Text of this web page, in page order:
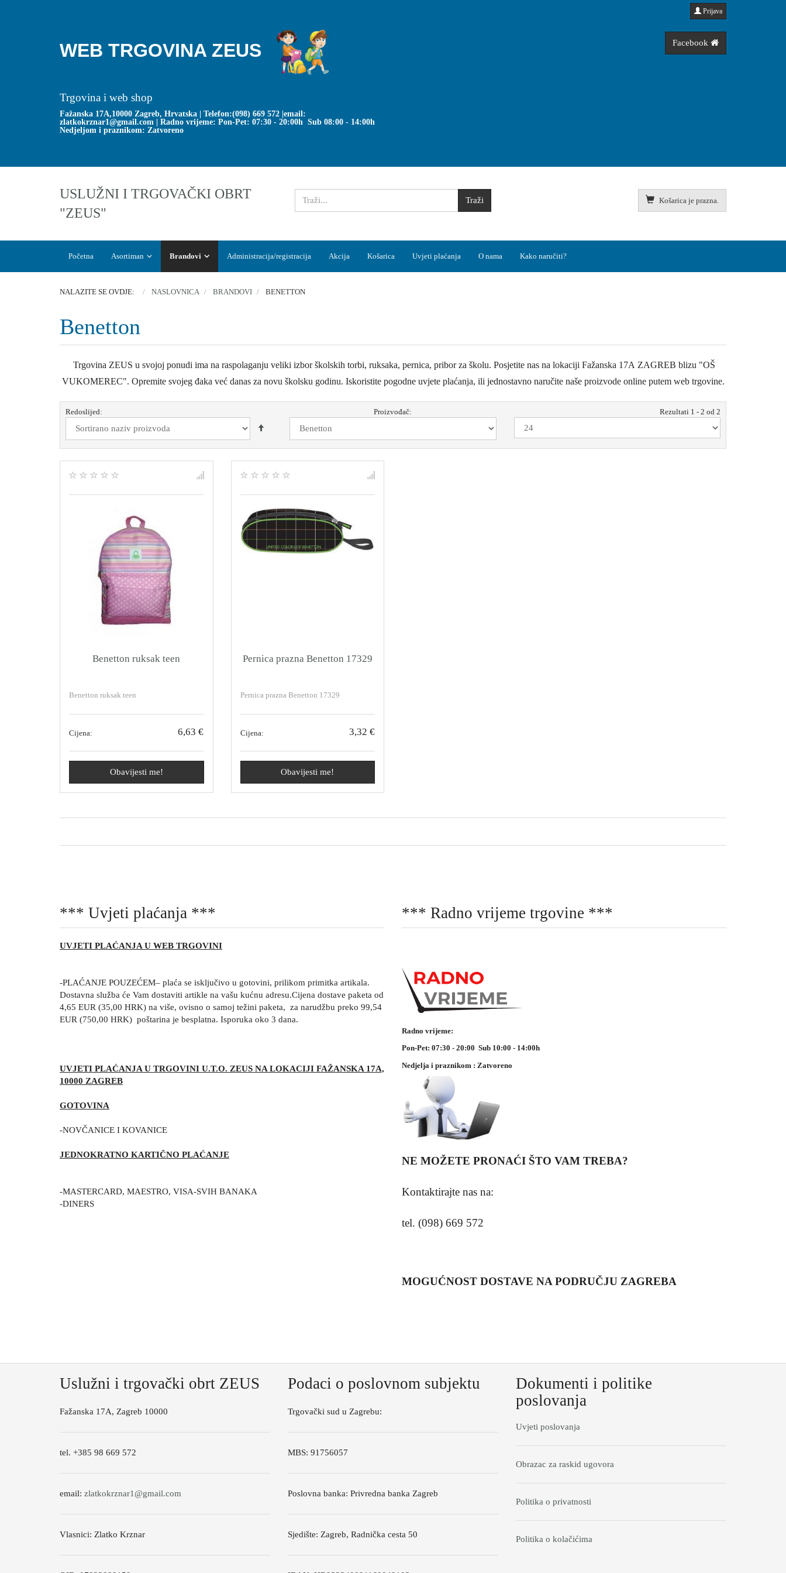
WEB TRGOVINA ZEUS
Trgovina i web shop
Fažanska 17A,10000 Zagreb, Hrvatska | Telefon:(098) 669 572 |email:
zlatkokrznar1@gmail.com | Radno vrijeme: Pon-Pet: 07:30 - 20:00h Sub 08:00 - 14:00h
Nedjeljom i praznikom: Zatvoreno
Prijava
Facebook
USLUŽNI I TRGOVAČKI OBRT
"ZEUS"
Košarica je prazna.
Početna Asortiman Brandovi Administracija/registracija Akcija Košarica Uvjeti plaćanja O nama Kako naručiti?
NALAZITE SE OVDJE: NASLOVNICA BRANDOVI BENETTON
Benetton
Trgovina ZEUS u svojoj ponudi ima na raspolaganju veliki izbor školskih torbi, ruksaka, pernica, pribor za školu. Posjetite nas na lokaciji Fažanska 17A ZAGREB blizu "OŠ
VUKOMEREC". Opremite svojeg đaka već danas za novu školsku godinu. Iskoristite pogodne uvjete plaćanja, ili jednostavno naručite naše proizvode online putem web trgovine.
Redoslijed: Proizvođač: Rezultati 1 - 2 od 2
Benetton ruksak teen
Benetton ruksak teen
Cijena: 6,63 €
Obavijesti me!
Pernica prazna Benetton 17329
Pernica prazna Benetton 17329
Cijena: 3,32 €
Obavijesti me!
*** Uvjeti plaćanja ***
UVJETI PLAĆANJA U WEB TRGOVINI
-PLAĆANJE POUZEĆEM– plaća se isključivo u gotovini, prilikom primitka artikala.
Dostavna služba će Vam dostaviti artikle na vašu kućnu adresu.Cijena dostave paketa od
4,65 EUR (35,00 HRK) na više, ovisno o samoj težini paketa, za narudžbu preko 99,54
EUR (750,00 HRK) poštarina je besplatna. Isporuka oko 3 dana.
UVJETI PLAĆANJA U TRGOVINI U.T.O. ZEUS NA LOKACIJI FAŽANSKA 17A,
10000 ZAGREB
GOTOVINA
-NOVČANICE I KOVANICE
JEDNOKRATNO KARTIČNO PLAĆANJE
-MASTERCARD, MAESTRO, VISA-SVIH BANAKA
-DINERS
*** Radno vrijeme trgovine ***
Radno vrijeme:
Pon-Pet: 07:30 - 20:00 Sub 10:00 - 14:00h
Nedjelja i praznikom : Zatvoreno
NE MOŽETE PRONAĆI ŠTO VAM TREBA?
Kontaktirajte nas na:
tel. (098) 669 572
MOGUĆNOST DOSTAVE NA PODRUČJU ZAGREBA
Uslužni i trgovački obrt ZEUS
Fažanska 17A, Zagreb 10000
tel. +385 98 669 572
email: zlatkokrznar1@gmail.com
Vlasnici: Zlatko Krznar
Podaci o poslovnom subjektu
Trgovački sud u Zagrebu:
MBS: 91756057
Poslovna banka: Privredna banka Zagreb
Sjedište: Zagreb, Radnička cesta 50
Dokumenti i politike
poslovanja
Uvjeti poslovanja
Obrazac za raskid ugovora
Politika o privatnosti
Politika o kolačićima